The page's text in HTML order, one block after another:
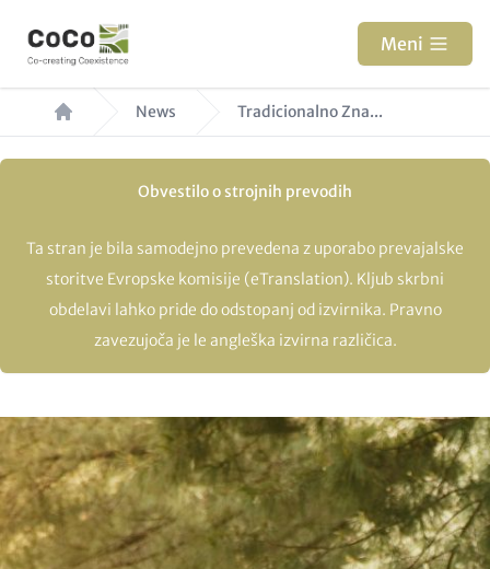
content
Meni
Breadcrumb News Tradicionalno Zna...
Obvestilo o strojnih prevodih
Ta stran je bila samodejno prevedena z uporabo prevajalske
storitve Evropske komisije (eTranslation). Kljub skrbni
obdelavi lahko pride do odstopanj od izvirnika. Pravno
zavezujoča je le angleška izvirna različica.
Hero
Image